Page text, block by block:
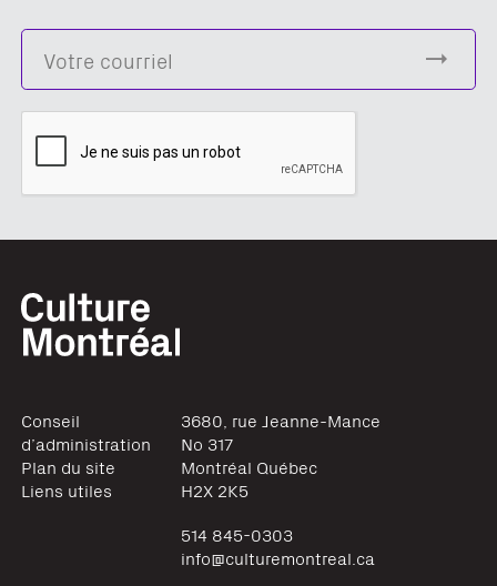
Conseil
d’administration
Plan du site
Liens utiles
3680, rue Jeanne-Mance
No 317
Montréal Québec
H2X 2K5
514 845-0303
info@culturemontreal.ca